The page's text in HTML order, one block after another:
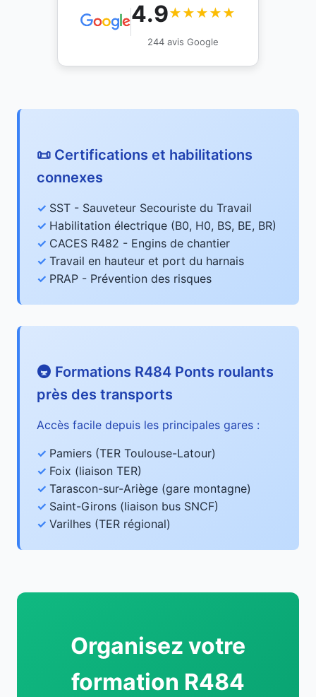
4.9★★★★★
244 avis Google
📜 Certifications et habilitations
connexes
SST - Sauveteur Secouriste du Travail
Habilitation électrique (B0, H0, BS, BE, BR)
CACES R482 - Engins de chantier
Travail en hauteur et port du harnais
PRAP - Prévention des risques
🚇 Formations R484 Ponts roulants
près des transports
Accès facile depuis les principales gares :
Pamiers (TER Toulouse-Latour)
Foix (liaison TER)
Tarascon-sur-Ariège (gare montagne)
Saint-Girons (liaison bus SNCF)
Varilhes (TER régional)
Organisez votre
formation R484